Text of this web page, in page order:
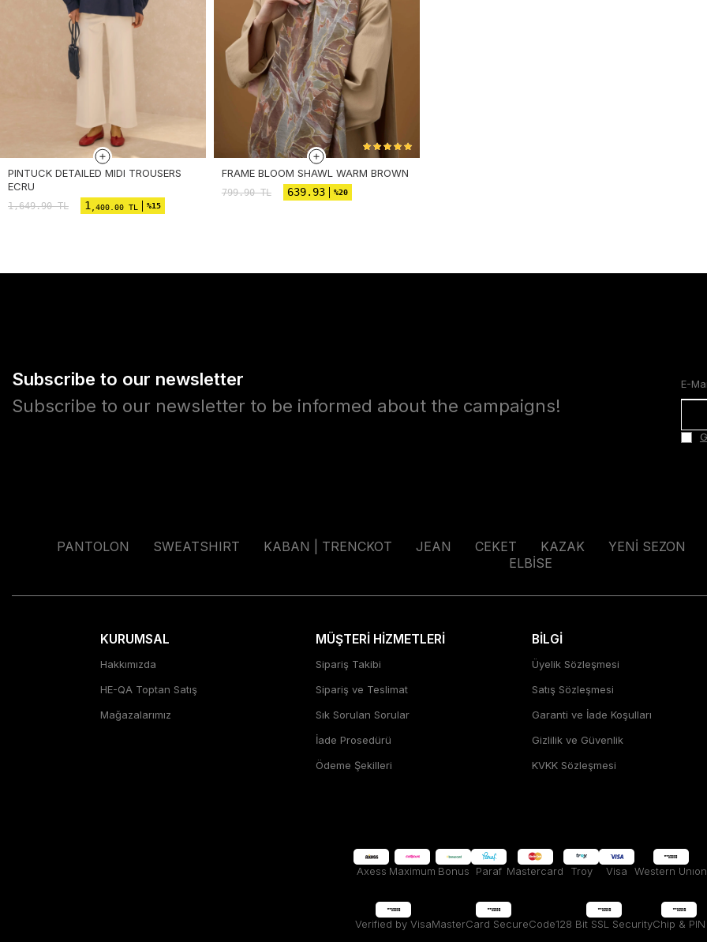
PINTUCK DETAILED MIDI TROUSERS
ECRU
1,649.90TL 1,400.00 TL %15
FRAME BLOOM SHAWL WARM BROWN
799.90TL 639.93 %20
Subscribe to our newsletter
Subscribe to our newsletter to be informed about the campaigns!
PANTOLON SWEATSHIRT KABAN | TRENCKOT JEAN CEKET KAZAK YENİ SEZON
ELBİSE
KURUMSAL
Hakkımızda
HE-QA Toptan Satış
Mağazalarımız
MÜŞTERİ HİZMETLERİ
Sipariş Takibi
Sipariş ve Teslimat
Sık Sorulan Sorular
İade Prosedürü
Ödeme Şekilleri
BİLGİ
Üyelik Sözleşmesi
Satış Sözleşmesi
Garanti ve İade Koşulları
Gizlilik ve Güvenlik
KVKK Sözleşmesi
Axess Maximum Bonus Paraf Mastercard Troy Visa Western Unıon
Verified by VisaMasterCard SecureCode128 Bit SSL SecurityChip & PIN